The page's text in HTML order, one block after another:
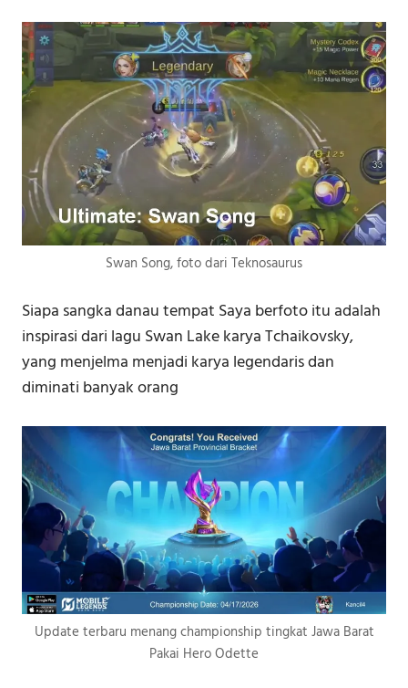
Swan Song, foto dari Teknosaurus
Siapa sangka danau tempat Saya berfoto itu adalah
inspirasi dari lagu Swan Lake karya Tchaikovsky,
yang menjelma menjadi karya legendaris dan
diminati banyak orang
Update terbaru menang championship tingkat Jawa Barat
Pakai Hero Odette